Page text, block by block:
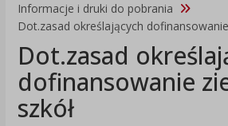
Informacje i druki do pobrania
Dot.zasad określających
Dot.zasad
dofinansowanie
szkół